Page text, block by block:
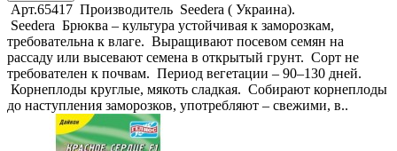
Арт.65417 Производитель Seedera ( Украина).
Seedera Брюква – культура устойчивая к заморозкам,
требовательна к влаге. Выращивают посевом семян на
рассаду или высевают семена в открытый грунт. Сорт не
требователен к почвам. Период вегетации – 90–130 дней.
Корнеплоды круглые, мякоть сладкая. Собирают корнеплоды
до наступления заморозков, употребляют – свежими, в..